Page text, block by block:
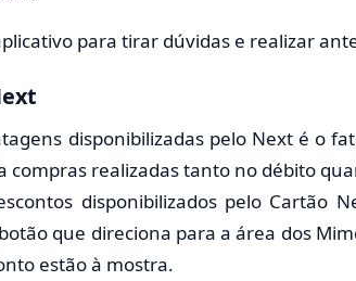
para tirar dúvidas e realizar
disponibilizadas pelo Next é o
compras realizadas tanto no débito
disponibilizados pelo Cartão
que direciona para a área dos
estão à mostra.